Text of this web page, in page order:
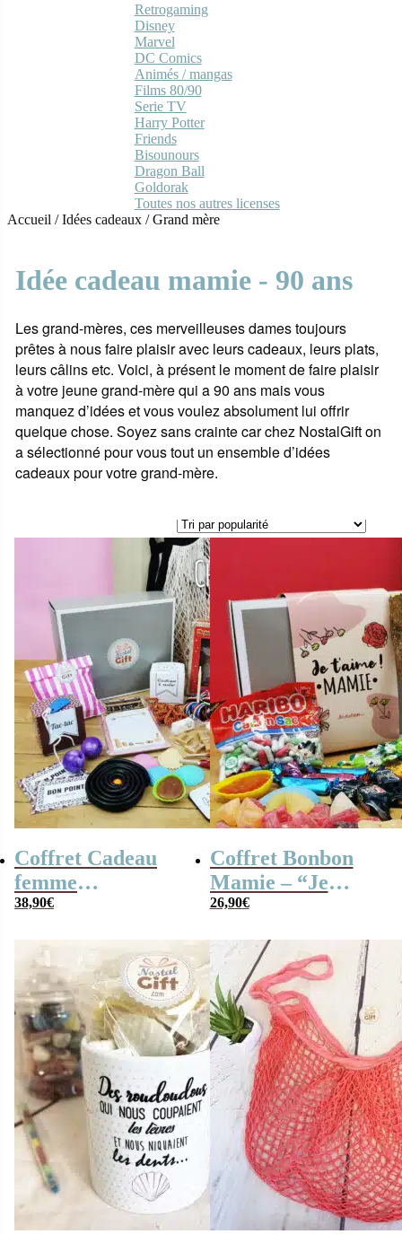
Retrogaming
Disney
Marvel
DC Comics
Animés / mangas
Films 80/90
Serie TV
Harry Potter
Friends
Bisounours
Dragon Ball
Goldorak
Toutes nos autres licenses
Accueil /Idées cadeaux /Grand mère
Idée cadeau mamie - 90 ans
Les grand-mères, ces merveilleuses dames toujours
prêtes à nous faire plaisir avec leurs cadeaux, leurs plats,
leurs câlins etc. Voici, à présent le moment de faire plaisir
à votre jeune grand-mère qui a 90 ans mais vous
manquez d’idées et vous voulez absolument lui offrir
quelque chose. Soyez sans crainte car chez NostalGift on
a sélectionné pour vous tout un ensemble d’idées
cadeaux pour votre grand-mère.
Coffret Cadeau
femme
« Génération 60 »
cadeau Femme
38,90€
Coffret Bonbon
Mamie – “Je
t’aime mamie” :
rétro années 60
26,90€